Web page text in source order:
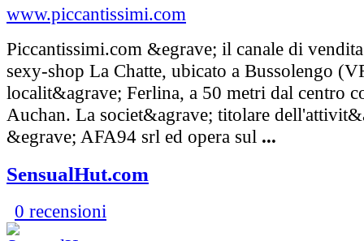
www.piccantissimi.com
Piccantissimi.com &egrave; il canale di
sexy-shop La Chatte, ubicato a Bussolengo
localit&agrave; Ferlina, a 50 metri dal centro
Auchan. La societ&agrave; titolare
&egrave; AFA94 srl ed opera sul ...
SensualHut.com
0 recensioni